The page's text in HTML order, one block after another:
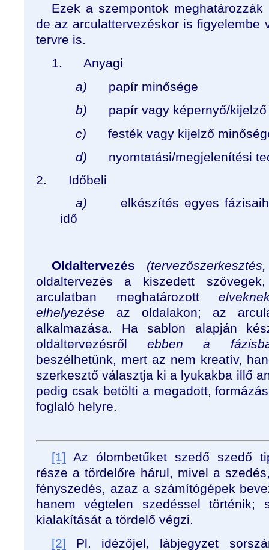
Ezek a szempontok
de az arculattervezéskor is figyelembe
tervre is.
1.
Anyagi
a)
papír minősége
b)
papír vagy képernyő/
c)
festék vagy kijelző
d)
nyomtatási/megjelenítési
2.
Időbeli
a)
elkészítés egyes
idő
Oldaltervezés
oldaltervezés a kiszedett
arculatban meghatározott
elhelyezése az oldalakon; az
alkalmazása. Ha sablon alapján
oldaltervezésrőlebben a
beszélhetünk, mert az nem kreatív,
szerkesztő választja ki a lyukakba illő
pedig csak betölti a megadott,
foglaló helyre.
[1] Az ólombetűket szedő szedő
része a tördelőre hárul, mivel a
fényszedés, azaz a számítógépek
hanem végtelen szedéssel történik;
kialakítását a tördelő végzi.
[2] Pl. idézőjel, lábjegyzet